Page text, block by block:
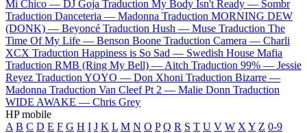
Mi Chico — DJ Goja Traduction My Body Isn't Ready — Sombr
Traduction Danceteria — Madonna Traduction MORNING DEW
(DONK) — Beyoncé Traduction Hush — Muse Traduction The
Time Of My Life — Benson Boone Traduction Camera — Charli
XCX Traduction Happiness is So Sad — Swedish House Mafia
Traduction RMB (Ring My Bell) — Aitch Traduction 99% — Jessie
Reyez Traduction YOYO — Don Xhoni Traduction Bizarre —
Madonna Traduction Van Cleef Pt 2 — Malie Donn Traduction
WIDE AWAKE — Chris Grey
HP mobile
A B C D E F G H I J K L M N O P Q R S T U V W X Y Z 0-9